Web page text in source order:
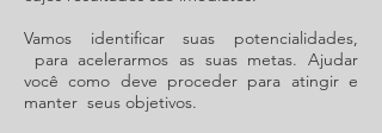
Vamos identificar suas potencialidades,
para acelerarmos as suas metas. Ajudar
você como deve proceder para atingir e
manter seus objetivos.